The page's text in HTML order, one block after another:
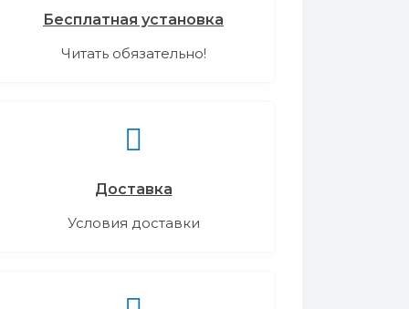
Бесплатная установка
Читать обязательно!
Доставка
Условия доставки